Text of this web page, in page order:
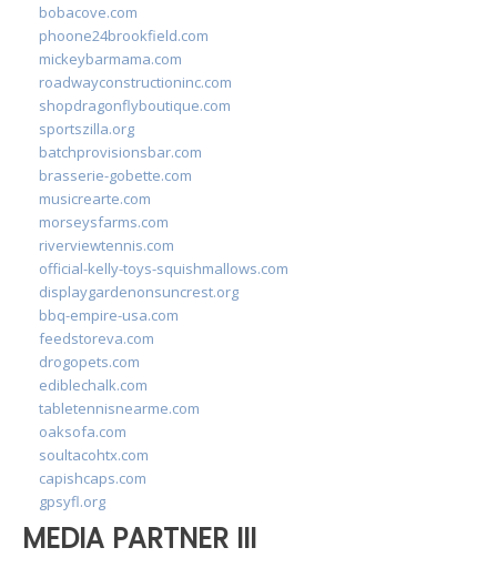
bobacove.com
phoone24brookfield.com
mickeybarmama.com
roadwayconstructioninc.com
shopdragonflyboutique.com
sportszilla.org
batchprovisionsbar.com
brasserie-gobette.com
musicrearte.com
morseysfarms.com
riverviewtennis.com
official-kelly-toys-squishmallows.com
displaygardenonsuncrest.org
bbq-empire-usa.com
feedstoreva.com
drogopets.com
ediblechalk.com
tabletennisnearme.com
oaksofa.com
soultacohtx.com
capishcaps.com
gpsyfl.org
MEDIA PARTNER III